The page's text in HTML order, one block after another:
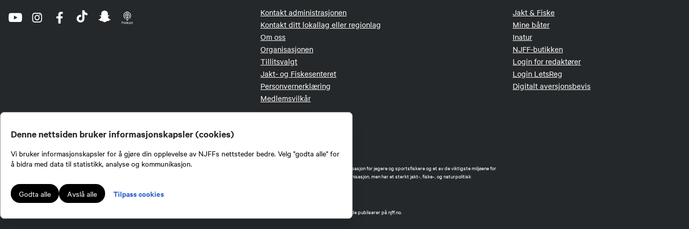
Denne nettsiden bruker informasjonskapsler (cookies)
Vi bruker informasjonskapsler for å gjøre din opplevelse av NJFFs nettsteder bedre. Velg "godta alle" for
å bidra med data til statistikk, analyse og kommunikasjon.
Godta alle Avslå alle Tilpass cookies
Kontakt administrasjonen
Kontakt ditt lokallag eller regionlag
Om oss
Organisasjonen
Tillitsvalgt
Jakt- og Fiskesenteret
Personvernerklæring
Medlemsvilkår
Jakt & Fiske
Mine båter
Inatur
NJFF-butikken
Login for redaktører
Login LetsReg
Digitalt aversjonsbevis
Norges Jeger- og Fiskerforbund (NJFF) er landets eneste landsdekkende organisasjon for jegere og sportsfiskere og et av de viktigste miljøene for
formidling av kunnskap om jakt og fiske i Norge. Vi er en partipolitisk nøytral organisasjon, men har et sterkt jakt-, fiske-, og naturpolitisk
Lokalforeninger tilsluttet Norges Jeger- og Fiskerforbund har ansvar for innhold de publiserer på njff.no.